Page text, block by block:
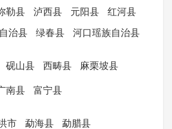
勒县 泸西县 元阳县 红河县
治县 绿春县 河口瑶族自治县
砚山县 西畴县 麻栗坡县
南县 富宁县
市 勐海县 勐腊县